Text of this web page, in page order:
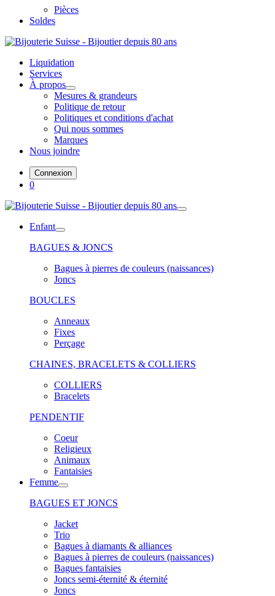
Pièces
Soldes
Liquidation
Services
À propos
Mesures & grandeurs
Politique de retour
Politiques et conditions d'achat
Qui nous sommes
Marques
Nous joindre
Connexion
0
Enfant
BAGUES & JONCS
Bagues à pierres de couleurs (naissances)
Joncs
BOUCLES
Anneaux
Fixes
Perçage
CHAINES, BRACELETS & COLLIERS
COLLIERS
Bracelets
PENDENTIF
Coeur
Religieux
Animaux
Fantaisies
Femme
BAGUES ET JONCS
Jacket
Trio
Bagues à diamants & alliances
Bagues à pierres de couleurs (naissances)
Bagues fantaisies
Joncs semi-éternité & éternité
Joncs